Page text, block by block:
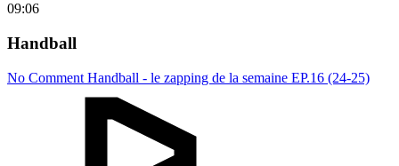
09:06
Handball
No Comment Handball - le zapping de la semaine EP.16 (24-25)